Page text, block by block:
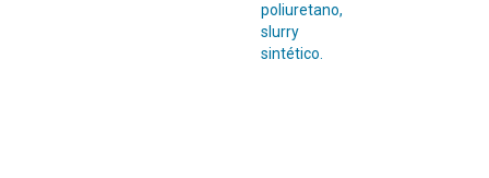
poliuretano,
slurry
sintético.